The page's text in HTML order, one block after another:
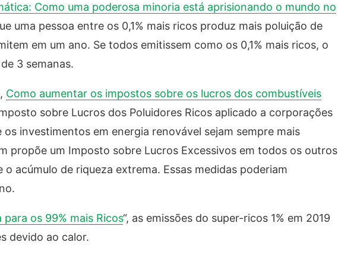
Como uma poderosa minoria está aprisionando o mundo no
uma pessoa entre os 0,1% mais ricos produz mais poluição de
em um ano. Se todos emitissem como os 0,1% mais ricos, o
3 semanas.
Como aumentar os impostos sobre os lucros dos combustíveis
sobre Lucros dos Poluidores Ricos aplicado a corporações
investimentos em energia renovável sejam sempre mais
propõe um Imposto sobre Lucros Excessivos em todos os outros
acúmulo de riqueza extrema. Essas medidas poderiam
para os 99% mais Ricos“, as emissões do super-ricos 1% em 2019
devido ao calor.